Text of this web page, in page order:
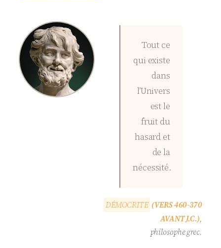
Tout ce
qui existe
dans
l’Univers
est le
fruit du
hasard et
de la
nécessité.
DÉMOCRITE (VERS 460-370
AVANT J.C.),
philosophe grec.